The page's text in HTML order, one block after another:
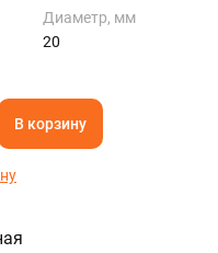
Диаметр, мм
20
В корзину